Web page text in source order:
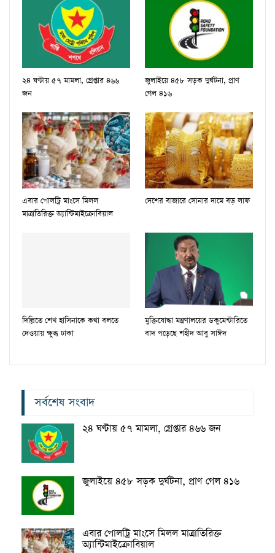
২৪ ঘণ্টায় ৫৭ মামলা, গ্রেপ্তার ৪৬৬
জন
জুলাইয়ে ৪৫৮ সড়ক দুর্ঘটনা, প্রাণ
গেল ৪১৬
এবার পোলট্রি মাংসে মিলল
মাত্রাতিরিক্ত অ্যান্টিমাইক্রোবিয়াল
দেশের বাজারে সোনার দামে বড় লাফ
দিল্লিতে শেখ হাসিনাকে কথা বলতে
দেওয়ায় ক্ষুব্ধ ঢাকা
মুক্তিযোদ্ধা মন্ত্রণালয়ের ডকুমেন্টারিতে
বাদ পড়েছে শহীদ আবু সাঈদ
সর্বশেষ সংবাদ
২৪ ঘণ্টায় ৫৭ মামলা, গ্রেপ্তার ৪৬৬ জন
জুলাইয়ে ৪৫৮ সড়ক দুর্ঘটনা, প্রাণ গেল ৪১৬
এবার পোলট্রি মাংসে মিলল মাত্রাতিরিক্ত
অ্যান্টিমাইক্রোবিয়াল